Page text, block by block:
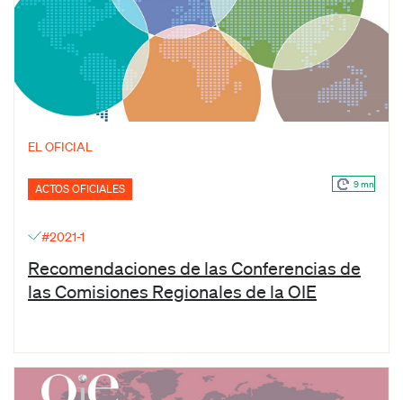
EL OFICIAL
ACTOS OFICIALES 9 mn
#2021-1
Recomendaciones de las Conferencias de
las Comisiones Regionales de la OIE